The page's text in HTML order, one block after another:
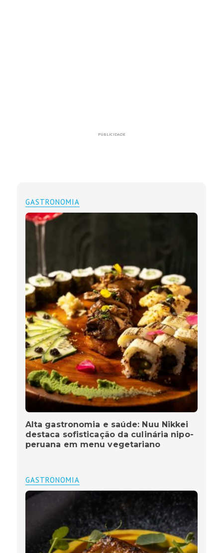
PUBLICIDADE
GASTRONOMIA
Alta gastronomia e saúde: Nuu Nikkei
destaca sofisticação da culinária nipo-
peruana em menu vegetariano
GASTRONOMIA